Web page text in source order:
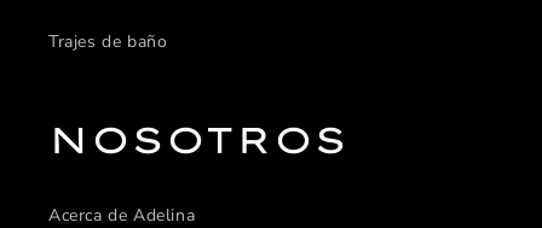
Trajes de baño
NOSOTROS
Acerca de Adelina